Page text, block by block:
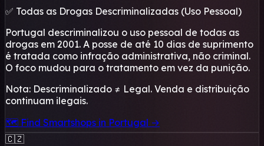
✅ Todas as Drogas Descriminalizadas (Uso Pessoal)
Portugal descriminalizou o uso pessoal de todas as
drogas em 2001. A posse de até 10 dias de suprimento
é tratada como infração administrativa, não criminal.
O foco mudou para o tratamento em vez da punição.
Nota: Descriminalizado ≠ Legal. Venda e distribuição
continuam ilegais.
🗺️ Find Smartshops in Portugal →
🇨🇿